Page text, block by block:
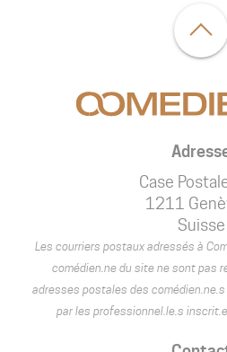
Case
1211
Suisse
Les courriers postaux adressés à
comédien.ne du site ne sont pas
adresses postales des
par les professionnel.le.s